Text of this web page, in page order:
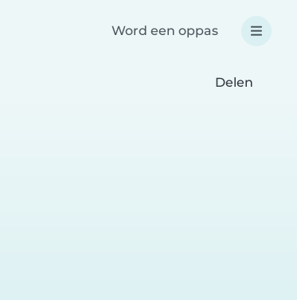
Word een oppas
Delen